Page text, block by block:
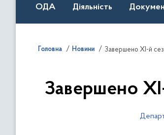
ОДА Діяльність
Головна Новини Завершено XI-й
Завершено